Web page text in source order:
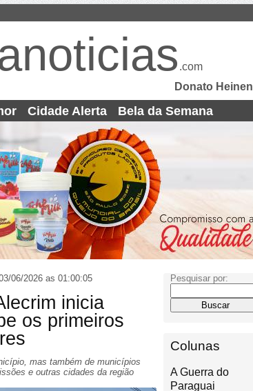
.com
Donato Heinen
Cidade Alerta Bela da Semana
06/2026 as 01:00:05
inicia
os primeiros
mas também de municípios
e outras cidades da região
Pesquisar por:
Colunas
A Guerra do
Paraguai